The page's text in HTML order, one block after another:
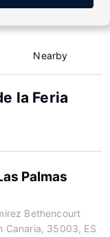
Nearby
la Feria
Palmas
Bethencourt
Canaria, 35003, ES